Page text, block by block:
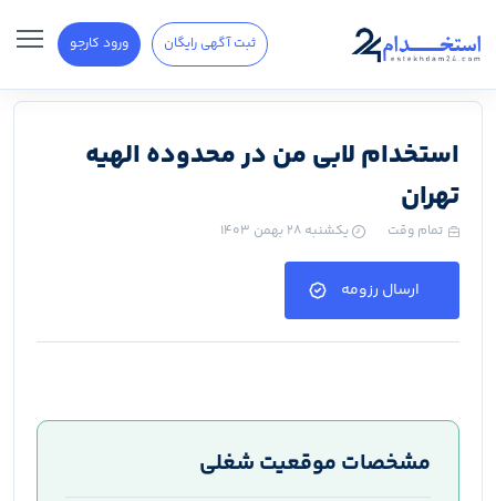
ثبت آگهی رایگان ورود کارجو
استخدام لابی من در محدوده الهیه
تهران
تمام وقت یکشنبه ۲۸ بهمن ۱۴۰۳
ارسال رزومه
مشخصات موقعیت شغلی